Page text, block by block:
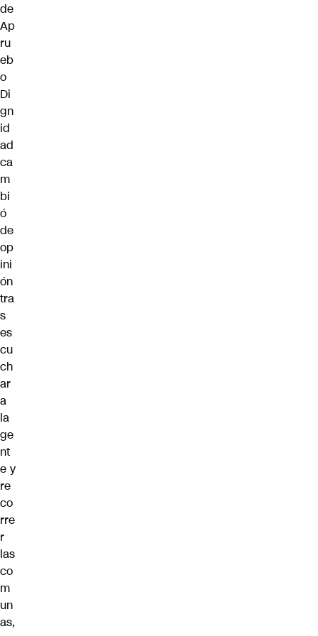
de
Ap
ru
eb
o
Di
gn
id
ad
ca
m
bi
ó
de
op
ini
ón
tra
s
es
cu
ch
ar
a
la
ge
nt
e y
re
co
rre
r
las
co
m
un
as,